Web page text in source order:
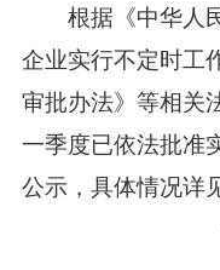
根据《中华人民
企业实行不定时工
审批办法》等相关
一季度已依法批准
公示，具体情况详
湛